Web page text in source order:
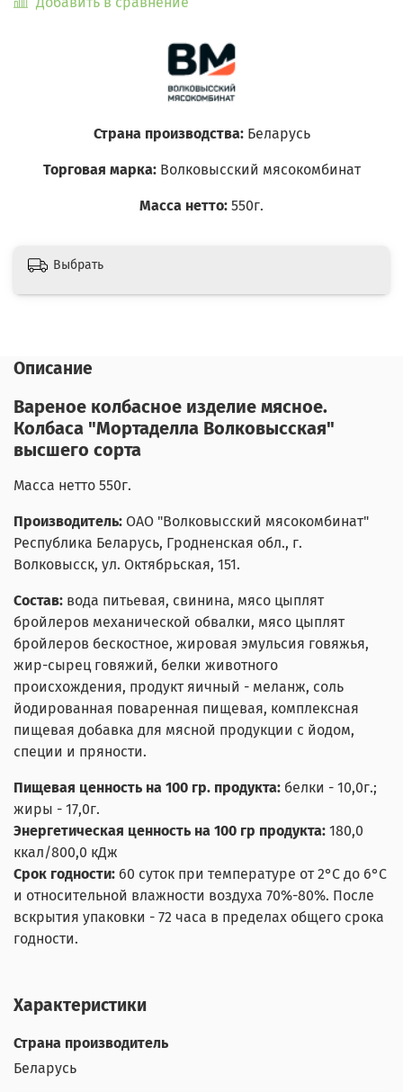
Страна производства: Беларусь
Торговая марка: Волковысский мясокомбинат
Масса нетто: 550г.
Выбрать
Описание
Вареное колбасное изделие мясное.
Колбаса "Мортаделла Волковысская"
высшего сорта
Масса нетто 550г.
Производитель: ОАО "Волковысский мясокомбинат"
Республика Беларусь, Гродненская обл., г.
Волковысск, ул. Октябрьская, 151.
Состав: вода питьевая, свинина, мясо цыплят
бройлеров механической обвалки, мясо цыплят
бройлеров бескостное, жировая эмульсия говяжья,
жир-сырец говяжий, белки животного
происхождения, продукт яичный - меланж, соль
йодированная поваренная пищевая, комплексная
пищевая добавка для мясной продукции с йодом,
специи и пряности.
Пищевая ценность на 100 гр. продукта: белки - 10,0г.;
жиры - 17,0г.
Энергетическая ценность на 100 гр продукта: 180,0
ккал/800,0 кДж
Срок годности: 60 суток при температуре от 2°С до 6°С
и относительной влажности воздуха 70%-80%. После
вскрытия упаковки - 72 часа в пределах общего срока
годности.
Характеристики
Страна производитель
Беларусь